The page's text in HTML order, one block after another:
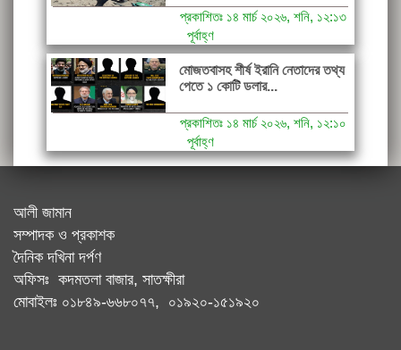
প্রকাশিতঃ ১৪ মার্চ ২০২৬, শনি, ১২:১৩
পূর্বাহ্ণ
মোজতবাসহ শীর্ষ ইরানি নেতাদের তথ্য
পেতে ১ কোটি ডলার...
প্রকাশিতঃ ১৪ মার্চ ২০২৬, শনি, ১২:১০
পূর্বাহ্ণ
আলী জামান
সম্পাদক ও প্রকাশক
দৈনিক দখিনা দর্পণ
অফিসঃ কদমতলা বাজার, সাতক্ষীরা
মোবাইলঃ ০১৮৪৯-৬৬৮০৭৭, ০১৯২০-১৫১৯২০